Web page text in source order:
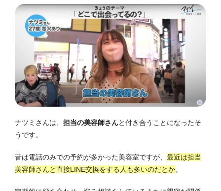
ナツミさんは、 担当の美容師さんと付き合うことになったそ
うです。
昔は電話のみでの予約が多かった美容室ですが、 最近は担当
美容師さんと直接LINE交換をする人も多いのだとか。